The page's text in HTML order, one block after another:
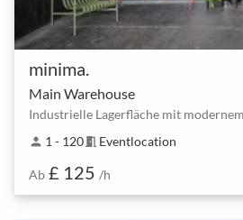
minima.
Main Warehouse
Industrielle Lagerfläche mit
person 1 - 120meeting_room Eventlocation
Ab £ 125 /h